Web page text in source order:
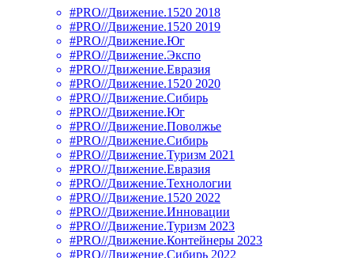
#PRO//Движение.1520 2018
#PRO//Движение.1520 2019
#PRO//Движение.Юг
#PRO//Движение.Экспо
#PRO//Движение.Евразия
#PRO//Движение.1520 2020
#PRO//Движение.Сибирь
#PRO//Движение.Юг
#PRO//Движение.Поволжье
#PRO//Движение.Сибирь
#PRO//Движение.Туризм 2021
#PRO//Движение.Евразия
#PRO//Движение.Технологии
#PRO//Движение.1520 2022
#PRO//Движение.Инновации
#PRO//Движение.Туризм 2023
#PRO//Движение.Контейнеры 2023
#PRO//Движение.Сибирь 2022